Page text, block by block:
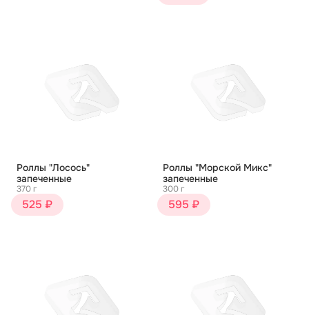
Роллы "Лосось"
запеченные
370 г
525 ₽
Роллы "Морской Микс"
запеченные
300 г
595 ₽